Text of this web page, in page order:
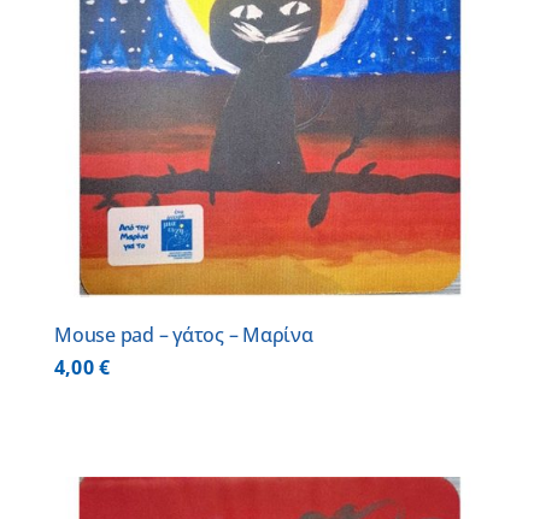
Mouse pad – γάτος – Μαρίνα
4,00€